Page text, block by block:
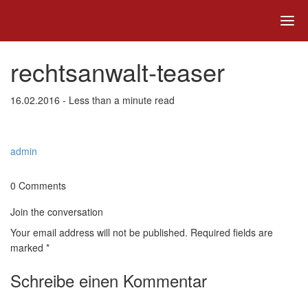
rechtsanwalt-teaser
16.02.2016 - Less than a minute read
admin
0 Comments
Join the conversation
Your email address will not be published. Required fields are
marked *
Schreibe einen Kommentar